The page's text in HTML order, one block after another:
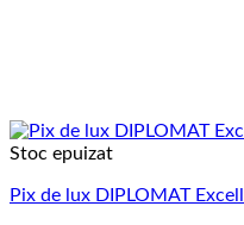
Stoc epuizat
Pix de lux DIPLOMAT